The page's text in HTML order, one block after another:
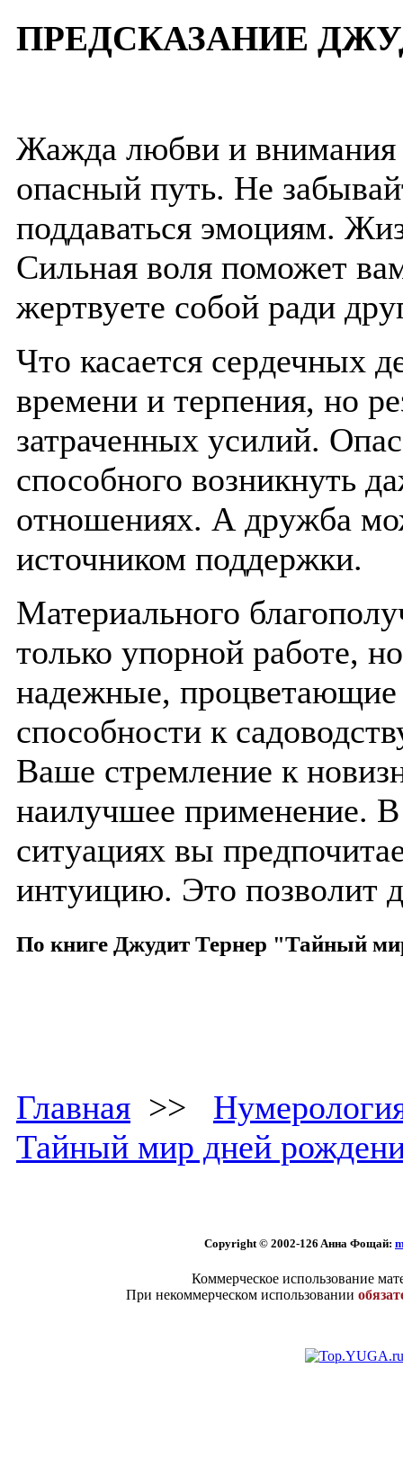
ПРЕДСКАЗАНИЕ
Жажда любви и внимания
опасный путь. Не
поддаваться эмоциям.
Сильная воля поможет
жертвуете собой ради
Что касается сердечных
времени и терпения, но
затраченных усилий.
способного возникнуть
отношениях. А дружба
источником поддержки.
Материального
только упорной работе,
надежные, процветающие
способности к
Ваше стремление к
наилучшее применение.
ситуациях вы
интуицию. Это позволит
По книге Джудит Тернер "Тайный
Главная >>
Тайный мир дней
Copyright © 2002-126 Aннa Фoщaй:
Коммерческое использование
При некоммерческом использовании